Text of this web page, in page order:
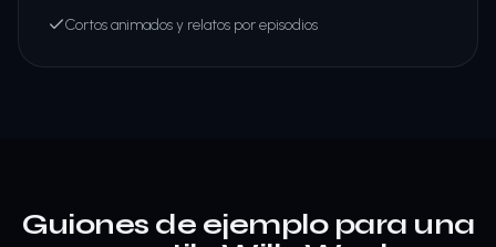
Cortos animados y relatos por episodios
Guiones de ejemplo para una